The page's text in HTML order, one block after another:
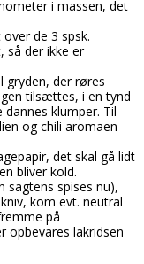
i massen, det
de 3 spsk.
så der ikke er
gryden, der røres
tilsættes, i en tynd
klumper. Til
og chili aromaen
det skal gå lidt
bliver kold.
sagtens spises nu),
kom evt. neutral
på
opbevares lakridsen